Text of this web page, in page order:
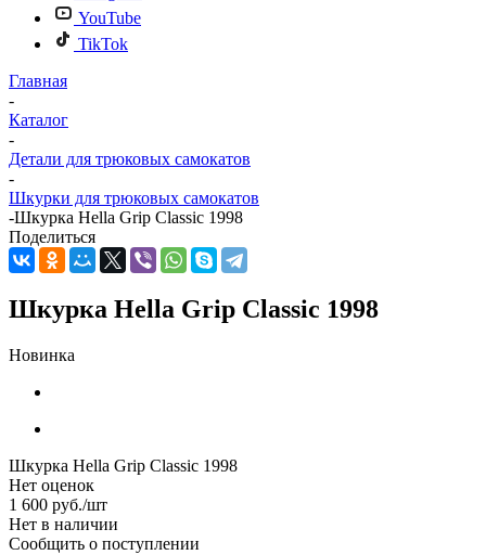
YouTube
TikTok
Главная
-
Каталог
-
Детали для трюковых самокатов
-
Шкурки для трюковых самокатов
-Шкурка Hella Grip Classic 1998
Поделиться
Шкурка Hella Grip Classic 1998
Новинка
Шкурка Hella Grip Classic 1998
Нет оценок
1 600 руб./шт
Нет в наличии
Сообщить о поступлении